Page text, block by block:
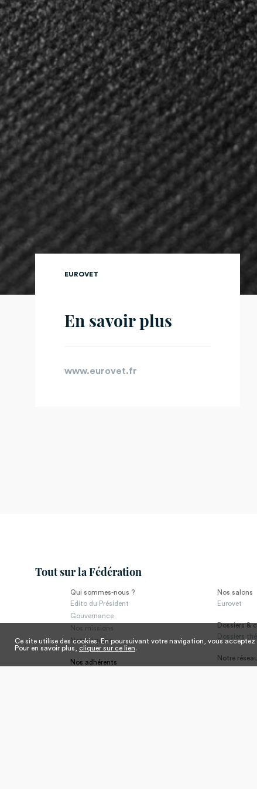
EUROVET
En savoir plus
www.eurovet.fr
Tout sur la Fédération
Qui sommes-nous ?
Edito du Président
Gouvernance
Nos missions
Notre équipe
Nos adhérents
Nos salons
Eurovet
Dossiers &
Dossiers
Notre réseau
Ce site utilise des cookies. En poursuivant votre navigation, vous
Pour en savoir plus, cliquer sur ce lien.